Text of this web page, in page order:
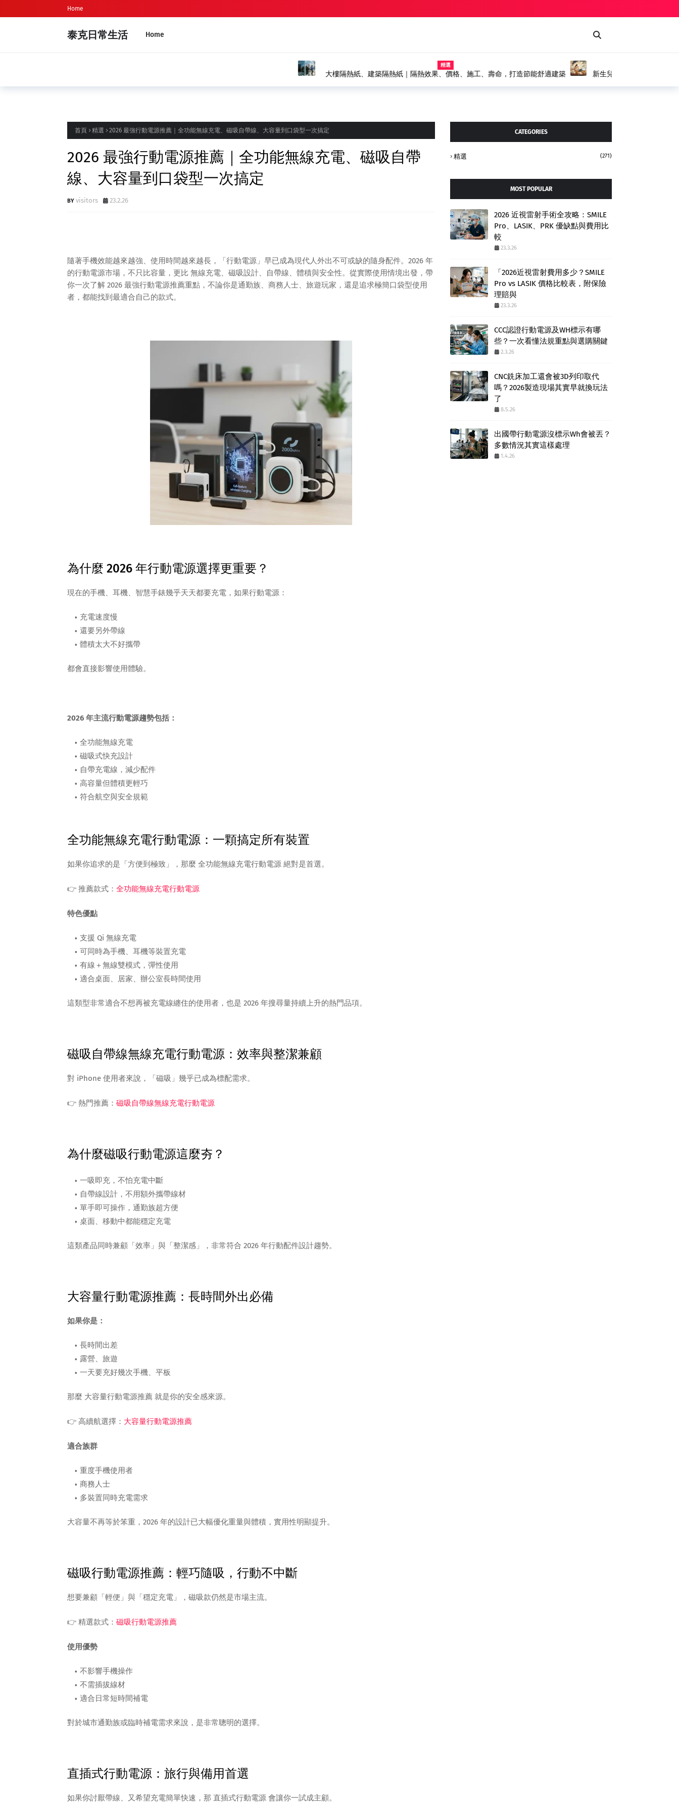
Home
泰克日常生活 Home
大樓隔熱紙、建築隔熱紙｜隔熱效果、價格、施工、壽命，打造節能舒適建築
新生兒命名完整配法｜新生兒取名流程、八字命名、費用、注意事項與專業命名
首頁 精選 2026 最強行動電源推薦｜全功能無線充電、磁吸自帶線、大容量到口袋型一次搞定
2026 最強行動電源推薦｜全功能無線充電、磁吸自帶
線、大容量到口袋型一次搞定
visitors 23.2.26
隨著手機效能越來越強、使用時間越來越長，「行動電源」早已成為現代人外出不可或缺的隨身配件。2026 年
的行動電源市場，不只比容量，更比 無線充電、磁吸設計、自帶線、體積與安全性。從實際使用情境出發，帶
你一次了解 2026 最強行動電源推薦重點，不論你是通勤族、商務人士、旅遊玩家，還是追求極簡口袋型使用
者，都能找到最適合自己的款式。
為什麼 2026 年行動電源選擇更重要？
現在的手機、耳機、智慧手錶幾乎天天都要充電，如果行動電源：
充電速度慢
還要另外帶線
體積太大不好攜帶
都會直接影響使用體驗。
2026 年主流行動電源趨勢包括：
全功能無線充電
磁吸式快充設計
自帶充電線，減少配件
高容量但體積更輕巧
符合航空與安全規範
全功能無線充電行動電源：一顆搞定所有裝置
如果你追求的是「方便到極致」，那麼 全功能無線充電行動電源 絕對是首選。
👉 推薦款式： 全功能無線充電行動電源
特色優點
支援 Qi 無線充電
可同時為手機、耳機等裝置充電
有線＋無線雙模式，彈性使用
適合桌面、居家、辦公室長時間使用
這類型非常適合不想再被充電線纏住的使用者，也是 2026 年搜尋量持續上升的熱門品項。
磁吸自帶線無線充電行動電源：效率與整潔兼顧
對 iPhone 使用者來說，「磁吸」幾乎已成為標配需求。
👉 熱門推薦： 磁吸自帶線無線充電行動電源
為什麼磁吸行動電源這麼夯？
一吸即充，不怕充電中斷
自帶線設計，不用額外攜帶線材
單手即可操作，通勤族超方便
桌面、移動中都能穩定充電
這類產品同時兼顧「效率」與「整潔感」，非常符合 2026 年行動配件設計趨勢。
大容量行動電源推薦：長時間外出必備
如果你是：
長時間出差
露營、旅遊
一天要充好幾次手機、平板
那麼 大容量行動電源推薦 就是你的安全感來源。
👉 高續航選擇： 大容量行動電源推薦
適合族群
重度手機使用者
商務人士
多裝置同時充電需求
大容量不再等於笨重，2026 年的設計已大幅優化重量與體積，實用性明顯提升。
磁吸行動電源推薦：輕巧隨吸，行動不中斷
想要兼顧「輕便」與「穩定充電」，磁吸款仍然是市場主流。
👉 精選款式： 磁吸行動電源推薦
使用優勢
不影響手機操作
不需插拔線材
適合日常短時間補電
對於城市通勤族或臨時補電需求來說，是非常聰明的選擇。
直插式行動電源：旅行與備用首選
如果你討厭帶線、又希望充電簡單快速，那 直插式行動電源 會讓你一試成主顧。
CATEGORIES
精選 (271)
MOST POPULAR
2026 近視雷射手術全攻略：SMILE
Pro、LASIK、PRK 優缺點與費用比
較
23.3.26
「2026近視雷射費用多少？SMILE
Pro vs LASIK 價格比較表，附保險
理賠與
23.3.26
CCC認證行動電源及WH標示有哪
些？一次看懂法規重點與選購關鍵
2.3.26
CNC銑床加工還會被3D列印取代
嗎？2026製造現場其實早就換玩法
了
8.5.26
出國帶行動電源沒標示Wh會被丟？
多數情況其實這樣處理
1.4.26